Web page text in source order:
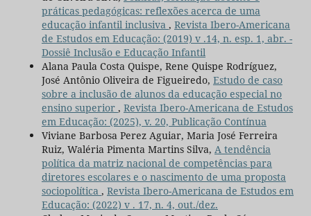
práticas pedagógicas: reflexões acerca de uma
educação infantil inclusiva , Revista Ibero-Americana
de Estudos em Educação: (2019) v .14, n. esp. 1, abr. -
Dossiê Inclusão e Educação Infantil
Alana Paula Costa Quispe, Rene Quispe Rodríguez,
José Antônio Oliveira de Figueiredo, Estudo de caso
sobre a inclusão de alunos da educação especial no
ensino superior , Revista Ibero-Americana de Estudos
em Educação: (2025), v. 20, Publicação Contínua
Viviane Barbosa Perez Aguiar, Maria José Ferreira
Ruiz, Waléria Pimenta Martins Silva, A tendência
política da matriz nacional de competências para
diretores escolares e o nascimento de uma proposta
sociopolítica , Revista Ibero-Americana de Estudos em
Educação: (2022) v . 17, n. 4, out./dez.